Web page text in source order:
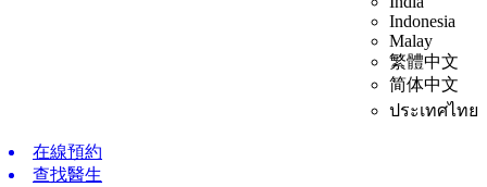
Indonesia
Malay
繁體中文
简体中文
ประเทศไทย
在線預約
查找醫生